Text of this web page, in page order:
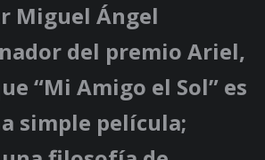
Miguel Ángel
del premio Ariel,
“Mi Amigo el Sol” es
simple película;